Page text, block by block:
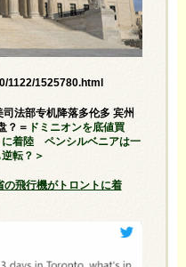
1122/1525780.html
法部专机降落多伦多 宾州
？＝ ドミニオンを底値買
に着陸 ペンシルベニアは一
転？＞
の飛行機がトロントに着